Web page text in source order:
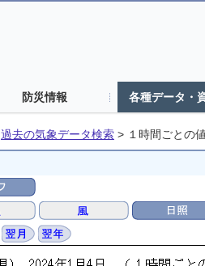
防災情報 各種データ・
過去の気象データ検索 > １時間ごとの